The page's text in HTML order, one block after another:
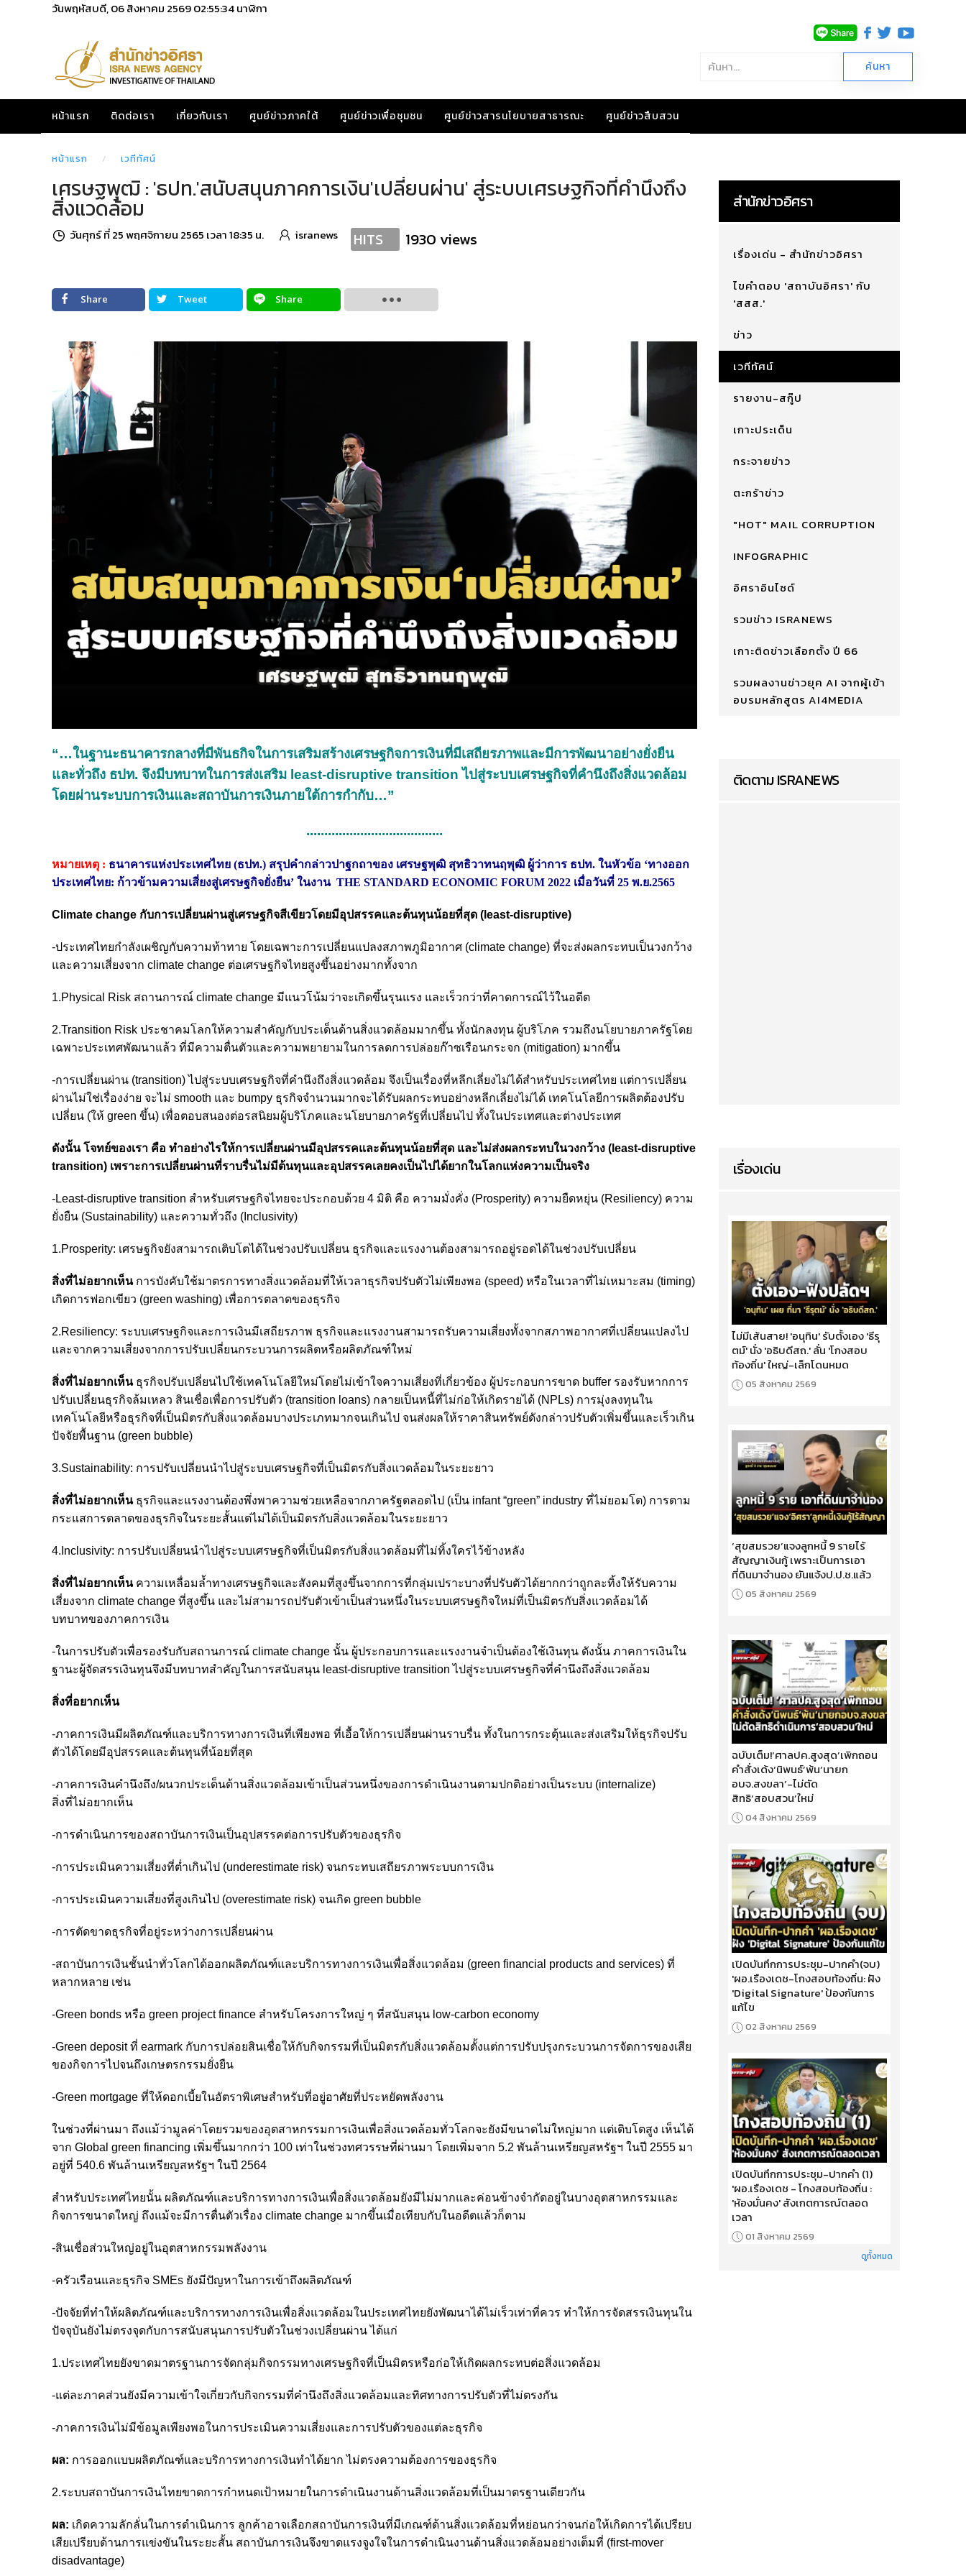
วันพฤหัสบดี, 06 สิงหาคม 256902:55:35นาฬิกา
หน้าแรก ติดต่อเรา เกี่ยวกับเรา ศูนย์ข่าวภาคใต้ ศูนย์ข่าวเพื่อชุมชน ศูนย์ข่าวสารนโยบายสาธารณะ ศูนย์ข่าวสืบสวน
หน้าแรก เวทีทัศน์
เศรษฐพุฒิ : 'ธปท.'สนับสนุนภาคการเงิน'เปลี่ยนผ่าน' สู่ระบบเศรษฐกิจที่คำนึงถึง
สิ่งแวดล้อม
วันศุกร์ ที่ 25 พฤศจิกายน 2565 เวลา 18:35 น. isranews HITS 1930 views
Share Tweet Share
“…ในฐานะธนาคารกลางที่มีพันธกิจในการเสริมสร้างเศรษฐกิจการเงินที่มีเสถียรภาพและมีการพัฒนาอย่างยั่งยืน
และทั่วถึง ธปท. จึงมีบทบาทในการส่งเสริม least-disruptive transition ไปสู่ระบบเศรษฐกิจที่คำนึงถึงสิ่งแวดล้อม
โดยผ่านระบบการเงินและสถาบันการเงินภายใต้การกำกับ…”
......................................
หมายเหตุ : ธนาคารแห่งประเทศไทย (ธปท.) สรุปคำกล่าวปาฐกถาของ เศรษฐพุฒิ สุทธิวาทนฤพุฒิ ผู้ว่าการ ธปท. ในหัวข้อ ‘ทางออก
ประเทศไทย: ก้าวข้ามความเสี่ยงสู่เศรษฐกิจยั่งยืน’ ในงาน THE STANDARD ECONOMIC FORUM 2022 เมื่อวันที่ 25 พ.ย.2565
Climate change กับการเปลี่ยนผ่านสู่เศรษฐกิจสีเขียวโดยมีอุปสรรคและต้นทุนน้อยที่สุด (least-disruptive)
-ประเทศไทยกำลังเผชิญกับความท้าทาย โดยเฉพาะการเปลี่ยนแปลงสภาพภูมิอากาศ (climate change) ที่จะส่งผลกระทบเป็นวงกว้าง
และความเสี่ยงจาก climate change ต่อเศรษฐกิจไทยสูงขึ้นอย่างมากทั้งจาก
1.Physical Risk สถานการณ์ climate change มีแนวโน้มว่าจะเกิดขึ้นรุนแรง และเร็วกว่าที่คาดการณ์ไว้ในอดีต
2.Transition Risk ประชาคมโลกให้ความสำคัญกับประเด็นด้านสิ่งแวดล้อมมากขึ้น ทั้งนักลงทุน ผู้บริโภค รวมถึงนโยบายภาครัฐโดย
เฉพาะประเทศพัฒนาแล้ว ที่มีความตื่นตัวและความพยายามในการลดการปล่อยก๊าซเรือนกระจก (mitigation) มากขึ้น
-การเปลี่ยนผ่าน (transition) ไปสู่ระบบเศรษฐกิจที่คำนึงถึงสิ่งแวดล้อม จึงเป็นเรื่องที่หลีกเลี่ยงไม่ได้สำหรับประเทศไทย แต่การเปลี่ยน
ผ่านไม่ใช่เรื่องง่าย จะไม่ smooth และ bumpy ธุรกิจจำนวนมากจะได้รับผลกระทบอย่างหลีกเลี่ยงไม่ได้ เทคโนโลยีการผลิตต้องปรับ
เปลี่ยน (ให้ green ขึ้น) เพื่อตอบสนองต่อรสนิยมผู้บริโภคและนโยบายภาครัฐที่เปลี่ยนไป ทั้งในประเทศและต่างประเทศ
ดังนั้น โจทย์ของเรา คือ ทำอย่างไรให้การเปลี่ยนผ่านมีอุปสรรคและต้นทุนน้อยที่สุด และไม่ส่งผลกระทบในวงกว้าง (least-disruptive
transition) เพราะการเปลี่ยนผ่านที่ราบรื่นไม่มีต้นทุนและอุปสรรคเลยคงเป็นไปได้ยากในโลกแห่งความเป็นจริง
-Least-disruptive transition สำหรับเศรษฐกิจไทยจะประกอบด้วย 4 มิติ คือ ความมั่งคั่ง (Prosperity) ความยืดหยุ่น (Resiliency) ความ
ยั่งยืน (Sustainability) และความทั่วถึง (Inclusivity)
1.Prosperity: เศรษฐกิจยังสามารถเติบโตได้ในช่วงปรับเปลี่ยน ธุรกิจและแรงงานต้องสามารถอยู่รอดได้ในช่วงปรับเปลี่ยน
สิ่งที่ไม่อยากเห็นการบังคับใช้มาตรการทางสิ่งแวดล้อมที่ให้เวลาธุรกิจปรับตัวไม่เพียงพอ (speed) หรือในเวลาที่ไม่เหมาะสม (timing)
เกิดการฟอกเขียว (green washing) เพื่อการตลาดของธุรกิจ
2.Resiliency: ระบบเศรษฐกิจและการเงินมีเสถียรภาพ ธุรกิจและแรงงานสามารถรับความเสี่ยงทั้งจากสภาพอากาศที่เปลี่ยนแปลงไป
และจากความเสี่ยงจากการปรับเปลี่ยนกระบวนการผลิตหรือผลิตภัณฑ์ใหม่
สิ่งที่ไม่อยากเห็นธุรกิจปรับเปลี่ยนไปใช้เทคโนโลยีใหม่โดยไม่เข้าใจความเสี่ยงที่เกี่ยวข้อง ผู้ประกอบการขาด buffer รองรับหากการ
ปรับเปลี่ยนธุรกิจล้มเหลว สินเชื่อเพื่อการปรับตัว (transition loans) กลายเป็นหนี้ที่ไม่ก่อให้เกิดรายได้ (NPLs) การมุ่งลงทุนใน
เทคโนโลยีหรือธุรกิจที่เป็นมิตรกับสิ่งแวดล้อมบางประเภทมากจนเกินไป จนส่งผลให้ราคาสินทรัพย์ดังกล่าวปรับตัวเพิ่มขึ้นและเร็วเกิน
ปัจจัยพื้นฐาน (green bubble)
3.Sustainability: การปรับเปลี่ยนนำไปสู่ระบบเศรษฐกิจที่เป็นมิตรกับสิ่งแวดล้อมในระยะยาว
สิ่งที่ไม่อยากเห็นธุรกิจและแรงงานต้องพึ่งพาความช่วยเหลือจากภาครัฐตลอดไป (เป็น infant “green” industry ที่ไม่ยอมโต) การตาม
กระแสการตลาดของธุรกิจในระยะสั้นแต่ไม่ได้เป็นมิตรกับสิ่งแวดล้อมในระยะยาว
4.Inclusivity: การปรับเปลี่ยนนำไปสู่ระบบเศรษฐกิจที่เป็นมิตรกับสิ่งแวดล้อมที่ไม่ทิ้งใครไว้ข้างหลัง
สิ่งที่ไม่อยากเห็นความเหลื่อมล้ำทางเศรษฐกิจและสังคมที่สูงขึ้นจากการที่กลุ่มเปราะบางที่ปรับตัวได้ยากกว่าถูกละทิ้งให้รับความ
เสี่ยงจาก climate change ที่สูงขึ้น และไม่สามารถปรับตัวเข้าเป็นส่วนหนึ่งในระบบเศรษฐกิจใหม่ที่เป็นมิตรกับสิ่งแวดล้อมได้
บทบาทของภาคการเงิน
-ในการปรับตัวเพื่อรองรับกับสถานการณ์ climate change นั้น ผู้ประกอบการและแรงงานจำเป็นต้องใช้เงินทุน ดังนั้น ภาคการเงินใน
ฐานะผู้จัดสรรเงินทุนจึงมีบทบาทสำคัญในการสนับสนุน least-disruptive transition ไปสู่ระบบเศรษฐกิจที่คำนึงถึงสิ่งแวดล้อม
สิ่งที่อยากเห็น
-ภาคการเงินมีผลิตภัณฑ์และบริการทางการเงินที่เพียงพอ ที่เอื้อให้การเปลี่ยนผ่านราบรื่น ทั้งในการกระตุ้นและส่งเสริมให้ธุรกิจปรับ
ตัวได้โดยมีอุปสรรคและต้นทุนที่น้อยที่สุด
-ภาคการเงินคำนึงถึง/ผนวกประเด็นด้านสิ่งแวดล้อมเข้าเป็นส่วนหนึ่งของการดำเนินงานตามปกติอย่างเป็นระบบ (internalize)
สิ่งที่ไม่อยากเห็น
-การดำเนินการของสถาบันการเงินเป็นอุปสรรคต่อการปรับตัวของธุรกิจ
-การประเมินความเสี่ยงที่ต่ำเกินไป (underestimate risk) จนกระทบเสถียรภาพระบบการเงิน
-การประเมินความเสี่ยงที่สูงเกินไป (overestimate risk) จนเกิด green bubble
-การตัดขาดธุรกิจที่อยู่ระหว่างการเปลี่ยนผ่าน
-สถาบันการเงินชั้นนำทั่วโลกได้ออกผลิตภัณฑ์และบริการทางการเงินเพื่อสิ่งแวดล้อม (green financial products and services) ที่
หลากหลาย เช่น
-Green bonds หรือ green project finance สำหรับโครงการใหญ่ ๆ ที่สนับสนุน low-carbon economy
-Green deposit ที่ earmark กับการปล่อยสินเชื่อให้กับกิจกรรมที่เป็นมิตรกับสิ่งแวดล้อมตั้งแต่การปรับปรุงกระบวนการจัดการของเสีย
ของกิจการไปจนถึงเกษตรกรรมยั่งยืน
-Green mortgage ที่ให้ดอกเบี้ยในอัตราพิเศษสำหรับที่อยู่อาศัยที่ประหยัดพลังงาน
ในช่วงที่ผ่านมา ถึงแม้ว่ามูลค่าโดยรวมของอุตสาหกรรมการเงินเพื่อสิ่งแวดล้อมทั่วโลกจะยังมีขนาดไม่ใหญ่มาก แต่เติบโตสูง เห็นได้
จาก Global green financing เพิ่มขึ้นมากกว่า 100 เท่าในช่วงทศวรรษที่ผ่านมา โดยเพิ่มจาก 5.2 พันล้านเหรียญสหรัฐฯ ในปี 2555 มา
อยู่ที่ 540.6 พันล้านเหรียญสหรัฐฯ ในปี 2564
สำหรับประเทศไทยนั้น ผลิตภัณฑ์และบริการทางการเงินเพื่อสิ่งแวดล้อมยังมีไม่มากและค่อนข้างจำกัดอยู่ในบางอุตสาหกรรมและ
กิจการขนาดใหญ่ ถึงแม้จะมีการตื่นตัวเรื่อง climate change มากขึ้นเมื่อเทียบกับในอดีตแล้วก็ตาม
-สินเชื่อส่วนใหญ่อยู่ในอุตสาหกรรมพลังงาน
-ครัวเรือนและธุรกิจ SMEs ยังมีปัญหาในการเข้าถึงผลิตภัณฑ์
-ปัจจัยที่ทำให้ผลิตภัณฑ์และบริการทางการเงินเพื่อสิ่งแวดล้อมในประเทศไทยยังพัฒนาได้ไม่เร็วเท่าที่ควร ทำให้การจัดสรรเงินทุนใน
ปัจจุบันยังไม่ตรงจุดกับการสนับสนุนการปรับตัวในช่วงเปลี่ยนผ่าน ได้แก่
1.ประเทศไทยยังขาดมาตรฐานการจัดกลุ่มกิจกรรมทางเศรษฐกิจที่เป็นมิตรหรือก่อให้เกิดผลกระทบต่อสิ่งแวดล้อม
-แต่ละภาคส่วนยังมีความเข้าใจเกี่ยวกับกิจกรรมที่คำนึงถึงสิ่งแวดล้อมและทิศทางการปรับตัวที่ไม่ตรงกัน
-ภาคการเงินไม่มีข้อมูลเพียงพอในการประเมินความเสี่ยงและการปรับตัวของแต่ละธุรกิจ
ผล: การออกแบบผลิตภัณฑ์และบริการทางการเงินทำได้ยาก ไม่ตรงความต้องการของธุรกิจ
2.ระบบสถาบันการเงินไทยขาดการกำหนดเป้าหมายในการดำเนินงานด้านสิ่งแวดล้อมที่เป็นมาตรฐานเดียวกัน
ผล: เกิดความลักลั่นในการดำเนินการ ลูกค้าอาจเลือกสถาบันการเงินที่มีเกณฑ์ด้านสิ่งแวดล้อมที่หย่อนกว่าจนก่อให้เกิดการได้เปรียบ
เสียเปรียบด้านการแข่งขันในระยะสั้น สถาบันการเงินจึงขาดแรงจูงใจในการดำเนินงานด้านสิ่งแวดล้อมอย่างเต็มที่ (first-mover
disadvantage)
สำนักข่าวอิศรา
เรื่องเด่น - สำนักข่าวอิศรา
ไขคำตอบ 'สถาบันอิศรา' กับ
'สสส.'
ข่าว
เวทีทัศน์
รายงาน-สกู๊ป
เกาะประเด็น
กระจายข่าว
ตะกร้าข่าว
"HOT" MAIL CORRUPTION
INFOGRAPHIC
อิศราอินไซด์
รวมข่าว ISRANEWS
เกาะติดข่าวเลือกตั้ง ปี 66
รวมผลงานข่าวยุค AI จากผู้เข้า
อบรมหลักสูตร AI4MEDIA
ติดตาม ISRANEWS
เรื่องเด่น
ไม่มีเส้นสาย! 'อนุทิน' รับตั้งเอง 'ธีรุ
ตม์' นั่ง 'อธิบดีสถ.' ลั่น 'โกงสอบ
ท้องถิ่น' ใหญ่-เล็กโดนหมด
05 สิงหาคม 2569
‘สุขสมรวย’แจงลูกหนี้ 9 รายไร้
สัญญาเงินกู้ เพราะเป็นการเอา
ที่ดินมาจำนอง ยันแจ้งป.ป.ช.แล้ว
05 สิงหาคม 2569
ฉบับเต็ม!‘ศาลปค.สูงสุด’เพิกถอน
คำสั่งเด้ง‘นิพนธ์’พ้น‘นายก
อบจ.สงขลา’-ไม่ตัด
สิทธิ‘สอบสวน’ใหม่
04 สิงหาคม 2569
เปิดบันทึกการประชุม-ปากคำ(จบ)
'ผอ.เรืองเดช-โกงสอบท้องถิ่น: ฝัง
'Digital Signature' ป้องกันการ
แก้ไข
02 สิงหาคม 2569
เปิดบันทึกการประชุม-ปากคำ (1)
'ผอ.เรืองเดช - โกงสอบท้องถิ่น :
'ห้องมั่นคง' สังเกตการณ์ตลอด
เวลา
01 สิงหาคม 2569
ดูทั้งหมด